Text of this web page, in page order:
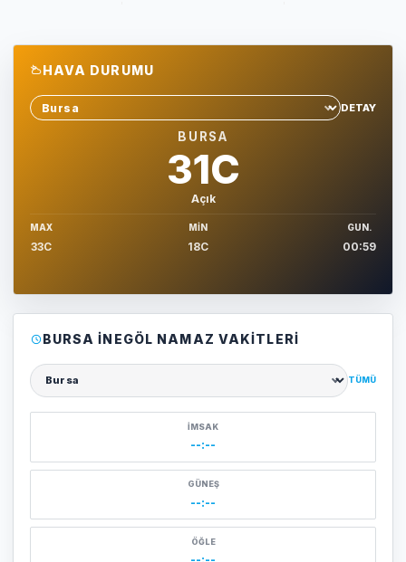
HAVA DURUMU
Sehir sec
DETAY
BURSA
31C
Açık
MAX
33C
MIN
18C
GUN.
00:59
BURSA İNEGÖL NAMAZ VAKITLERI
Şehir seçin
TÜMÜ
İMSAK
--:--
GÜNEŞ
--:--
ÖĞLE